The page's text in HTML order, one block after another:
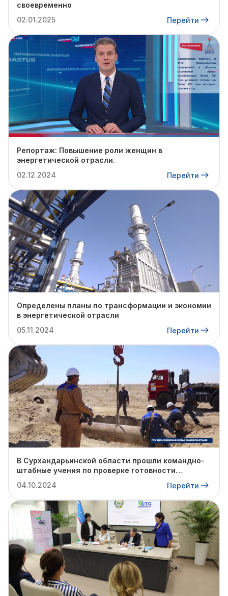
своевременно
02.01.2025
Перейти
Репортаж: Повышение роли женщин в
энергетической отрасли.
02.12.2024
Перейти
Определены планы по трансформации и экономии
в энергетической отрасли
05.11.2024
Перейти
В Сурхандарьинской области прошли командно-
штабные учения по проверке готовности
отопительному сезону.
04.10.2024 Перейти